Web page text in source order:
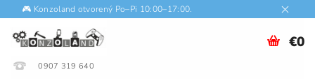
🎮 Konzoland otvorený Po–Pi 10:00–17:00.
0907 319 640
€0